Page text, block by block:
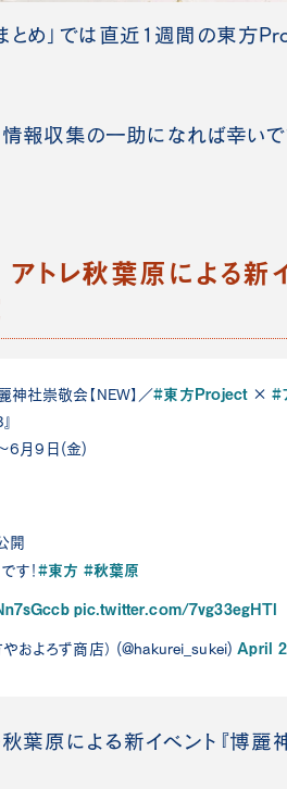
とめ」では直近1週間の東方
情報収集の一助になれば幸いで
レ秋葉原による新
神社崇敬会【NEW】／#東方Project×#
6月9日(金)
開
す！ #東方 #秋葉原
pic.twitter.com/7vg33egHTl
およろず商店） (@hakurei_sukei)April
葉原による新イベント『博麗